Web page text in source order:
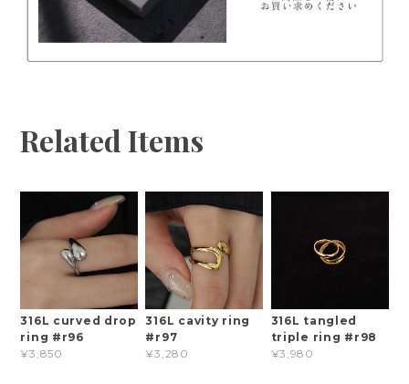
Related Items
316L curved drop
ring #r96
¥3,850
316L cavity ring
#r97
¥3,280
316L tangled
triple ring #r98
¥3,980